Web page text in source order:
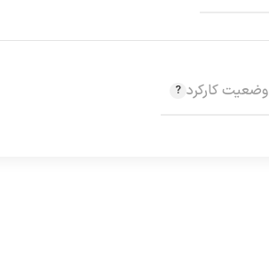
وضعیت کارکرد